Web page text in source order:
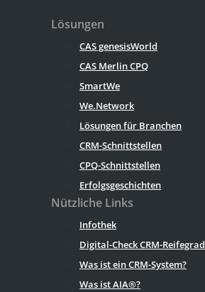
Lösungen
CAS genesisWorld
CAS Merlin CPQ
SmartWe
We.Network
Lösungen für Branchen
CRM-Schnittstellen
CPQ-Schnittstellen
Erfolgsgeschichten
Nützliche Links
Infothek
Digital-Check CRM-Reifegrad
Was ist ein CRM-System?
Was ist AIA®?